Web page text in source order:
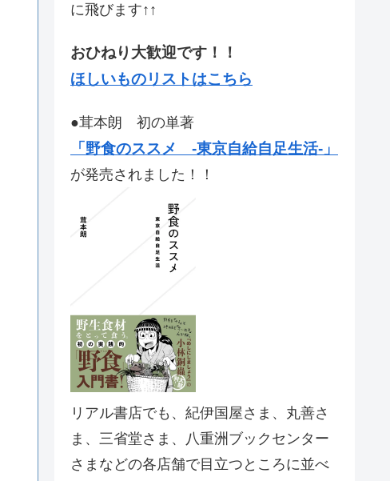
に飛びます↑↑
おひねり大歓迎です！！
ほしいものリストはこちら
●茸本朗 初の単著
「野食のススメ -東京自給自足生活-」
が発売されました！！
リアル書店でも、紀伊国屋さま、丸善さ
ま、三省堂さま、八重洲ブックセンター
さまなどの各店舗で目立つところに並べ